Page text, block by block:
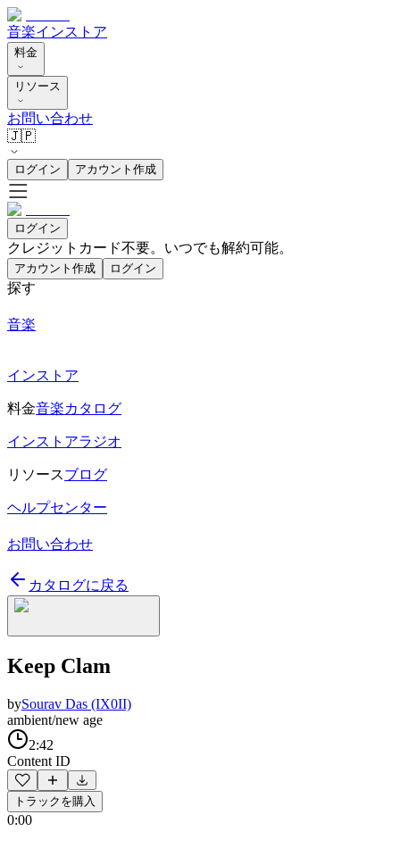
音楽インストア
料金
リソース
お問い合わせ
🇯🇵
ログイン アカウント作成
ログイン
クレジットカード不要。いつでも解約可能。
アカウント作成 ログイン
探す
音楽
インストア
料金音楽カタログ
インストアラジオ
リソースブログ
ヘルプセンター
お問い合わせ
カタログに戻る
Keep Clam
bySourav Das (IX0II)
ambient/new age
2:42
Content ID
トラックを購入
0:00